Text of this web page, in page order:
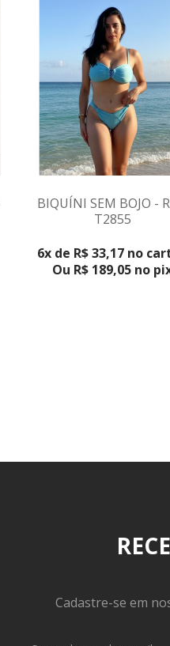
BIQUÍNI SEM BOJO -
T2855
6x de R$ 33,17 no
Ou R$ 189,05 no
VER PRODUTO
Cadastre-se em